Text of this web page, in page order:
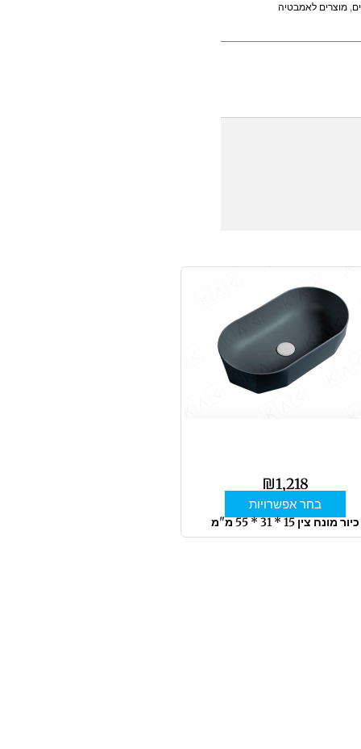
,מוצרים לאמבטיה
₪1,218
בחר אפשרויות
זה
יש
מספר
סוגים.
ניתן
לבחור
כיור מונח צין 15 * 31 * 55 מ"מ